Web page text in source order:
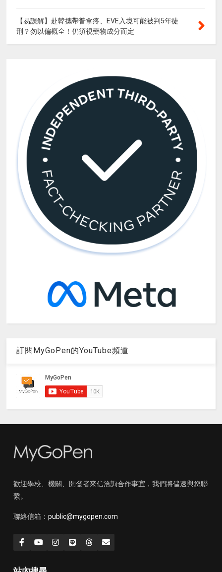
【易誤解】赴韓攜帶普拿疼、EVE入境可能被判5年徒
刑？勿以偏概全！仍須視藥物成分而定
訂閱MyGoPen的YouTube頻道
歡迎學校、機關、開發者來信洽詢合作事宜，我們將儘速與您聯
繫。
聯絡信箱： public@mygopen.com